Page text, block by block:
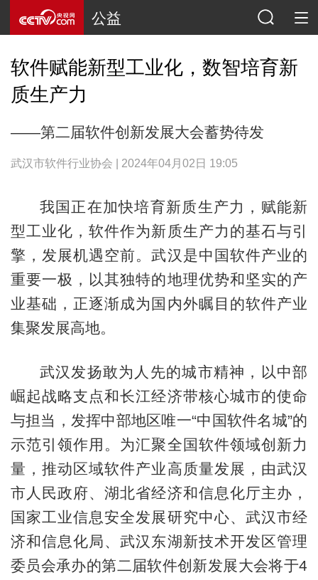
公益
软件赋能新型工业化，数智培育新
质生产力
——第二届软件创新发展大会蓄势待发
武汉市软件行业协会 | 2024年04月02日 19:05
我国正在加快培育新质生产力，赋能新
型工业化，软件作为新质生产力的基石与引
擎，发展机遇空前。武汉是中国软件产业的
重要一极，以其独特的地理优势和坚实的产
业基础，正逐渐成为国内外瞩目的软件产业
集聚发展高地。
武汉发扬敢为人先的城市精神，以中部
崛起战略支点和长江经济带核心城市的使命
与担当，发挥中部地区唯一“中国软件名城”的
示范引领作用。为汇聚全国软件领域创新力
量，推动区域软件产业高质量发展，由武汉
市人民政府、湖北省经济和信息化厅主办，
国家工业信息安全发展研究中心、武汉市经
济和信息化局、武汉东湖新技术开发区管理
委员会承办的第二届软件创新发展大会将于4